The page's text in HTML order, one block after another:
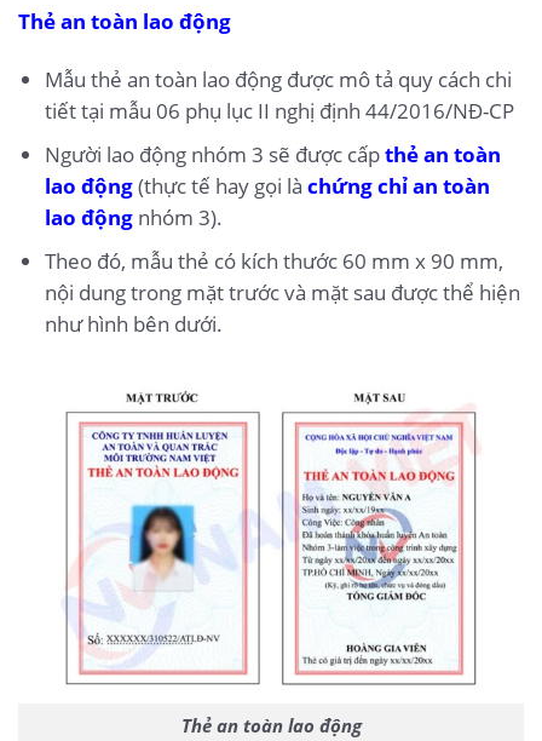
Thẻ an toàn lao động
Mẫu thẻ an toàn lao động được mô tả quy cách chi
tiết tại mẫu 06 phụ lục II nghị định 44/2016/NĐ-CP
Người lao động nhóm 3 sẽ được cấpthẻ an toàn
lao động(thực tế hay gọi là chứng chỉ an toàn
lao động nhóm 3).
Theo đó, mẫu thẻ có kích thước 60 mm x 90 mm,
nội dung trong mặt trước và mặt sau được thể hiện
như hình bên dưới.
Thẻ an toàn lao động